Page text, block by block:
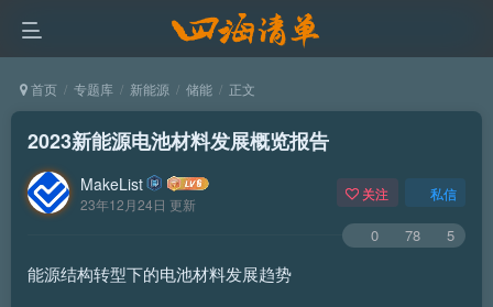
首页 专题库 新能源 储能 正文
2023新能源电池材料发展概览报告
MakeList
23年12月24日 更新
关注 私信
0 78 5
能源结构转型下的电池材料发展趋势